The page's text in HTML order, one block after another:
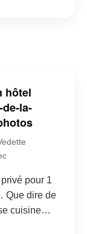
hôtel
la-
pour 1
Que dire de
cuisine…